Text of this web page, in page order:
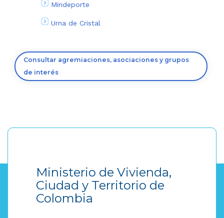
Mindeporte
Urna de Cristal
Consultar agremiaciones, asociaciones y grupos
de interés
Ministerio de Vivienda,
Ciudad y Territorio de
Colombia